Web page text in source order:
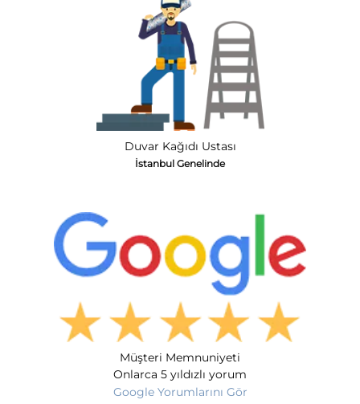
Duvar Kağıdı Ustası
İstanbul Genelinde
Müşteri Memnuniyeti
Onlarca 5 yıldızlı yorum
Google Yorumlarını Gör